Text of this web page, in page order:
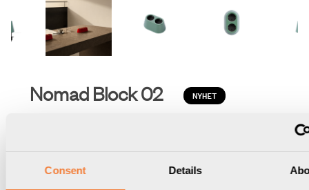
Consent Details
Nomad Block 02 NYHET